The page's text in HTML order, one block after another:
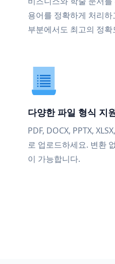
용어를 정확하게 처리
부분에서도 최고의 정
다양한 파일 형식 지
PDF, DOCX, PPTX,
로 업로드하세요. 변환
이 가능합니다.